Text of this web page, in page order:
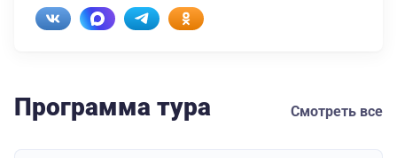
Программа тура Смотреть все